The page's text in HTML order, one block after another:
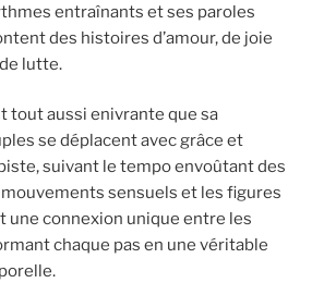
entraînants et ses paroles
des histoires d’amour, de joie
lutte.
tout aussi enivrante que sa
se déplacent avec grâce et
suivant le tempo envoûtant des
sensuels et les figures
une connexion unique entre les
chaque pas en une véritable